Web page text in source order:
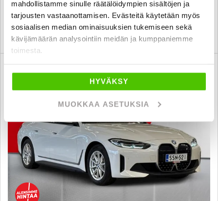
mahdollistamme sinulle räätälöidympien sisältöjen ja
tarjousten vastaanottamisen. Evästeitä käytetään myös
sosiaalisen median ominaisuuksien tukemiseen sekä
kävijämäärän analysointiin meidän ja kumppaniemme
toimesta.
HYVÄKSY
MUOKKAA ASETUKSIA
alk. 294 € / kk tampere
KATSO TIEDOT WHATSAPP